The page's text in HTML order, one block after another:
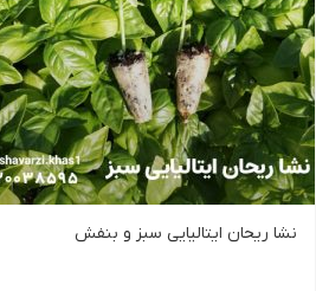
نشا ریحان ایتالیایی سبز و بنفش